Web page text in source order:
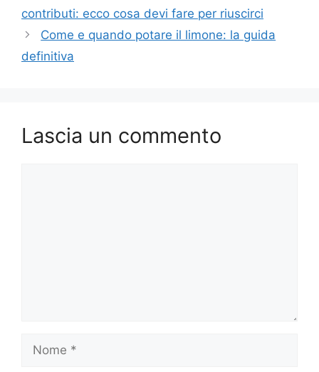
contributi: ecco cosa devi fare per riuscirci
Come e quando potare il limone: la guida
definitiva
Lascia un commento